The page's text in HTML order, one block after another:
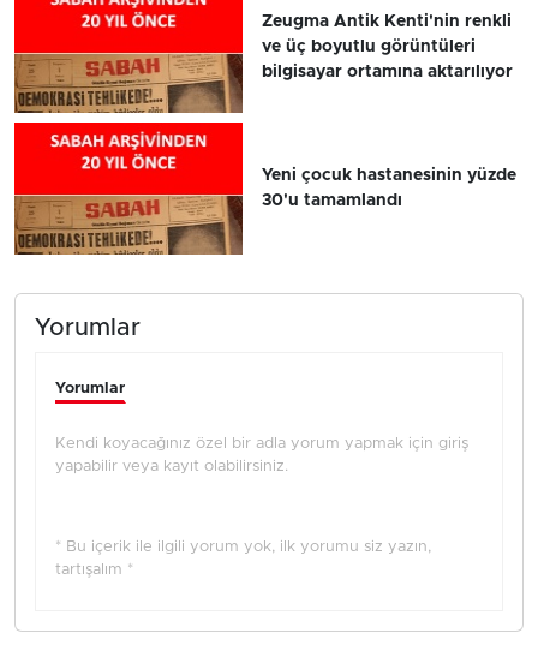
Zeugma Antik Kenti'nin renkli
ve üç boyutlu görüntüleri
bilgisayar ortamına aktarılıyor
Yeni çocuk hastanesinin yüzde
30'u tamamlandı
Yorumlar
Yorumlar
Kendi koyacağınız özel bir adla yorum yapmak için giriş
yapabilir veya kayıt olabilirsiniz.
* Bu içerik ile ilgili yorum yok, ilk yorumu siz yazın,
tartışalım *